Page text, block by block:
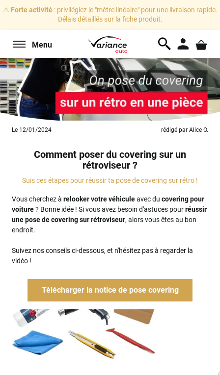
⚠️ Forte activité: privilégiez le "mètre linéaire" pour une livraison rapide.
Délais détaillés sur la fiche produit.
Menu
Le 12/01/2024 rédigé par Alice O.
Comment poser du covering sur un
rétroviseur ?
Suis ces étapes pour réussir ta pose de covering sur rétro !
Vous cherchez à relooker votre véhiculeavec du covering pour
voiture? Bonne idée ! Si vous avez besoin d'astuces pourréussir
une pose de covering sur rétroviseur, alors vous êtes au bon
endroit.
Suivez nos conseils ci-dessous, et n'hésitez pas à regarder la
vidéo !
Télécharger la notice de pose covering